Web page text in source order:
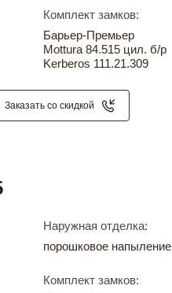
Комплект замков:
Барьер-Премьер
Mottura 84.515 цил. б/р
Kerberos 111.21.309
Заказать со скидкой
Наружная отделка:
порошковое напыление
Комплект замков: